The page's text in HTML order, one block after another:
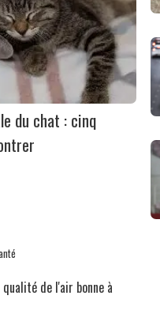
du chat : cinq
de l'air bonne à